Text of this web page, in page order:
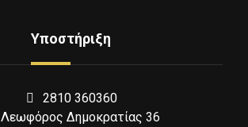
Υποστήριξη
2810 360360
Λεωφόρος Δημοκρατίας 36